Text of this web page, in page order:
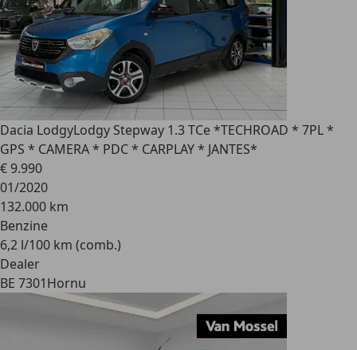
Dacia LodgyLodgy Stepway 1.3 TCe *TECHROAD * 7PL *
GPS * CAMERA * PDC * CARPLAY * JANTES*
€ 9.990
01/2020
132.000 km
Benzine
6,2 l/100 km (comb.)
Dealer
BE 7301Hornu